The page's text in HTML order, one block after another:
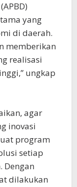
yang
di daerah.
memberikan
realisasi
ungkap
agar
inovasi
program
setiap
Dengan
dilakukan